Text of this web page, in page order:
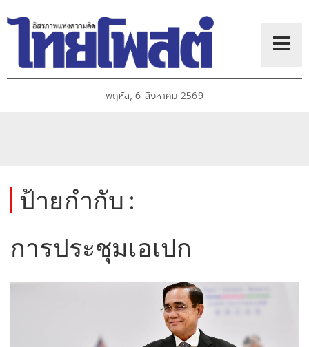
พฤหัส, 6 สิงหาคม 2569
ป้ายกำกับ :
การประชุมเอเปก